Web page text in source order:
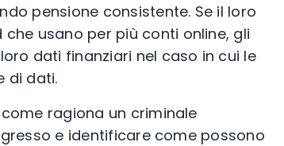
pensione consistente. Se il loro
usano per più conti online, gli
dati finanziari nel caso in cui le
di dati.
ragiona un criminale
e identificare come possono